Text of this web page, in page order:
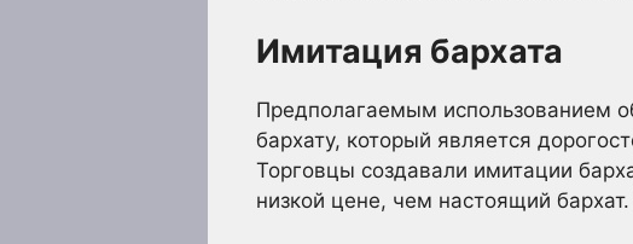
Имитация бархата
Предполагаемым использованием
бархату, который является
Торговцы создавали имитации
низкой цене, чем настоящий